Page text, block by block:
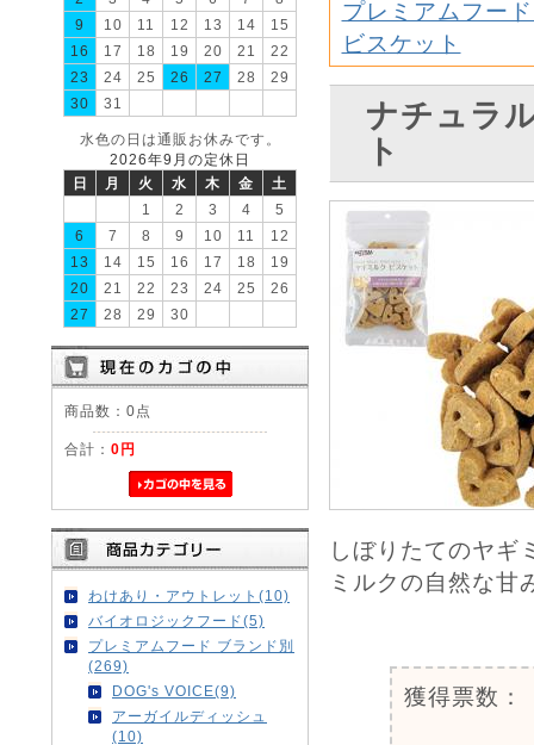
9
10 11 12 13 14
15
16
17 18 19 20 21
22
23
24 25 26 27 28
29
30
31
水色の日は通販お休みです。
2026年9月の定休日
日
月 火 水 木 金
土
1
2 3 4
5
6
7 8 9 10 11
12
13
14 15 16 17 18
19
20
21 22 23 24 25
26
27
28 29 30
商品数：0点
合計： 0円
わけあり・アウトレット(10)
バイオロジックフード(5)
プレミアムフード ブランド別
(269)
DOG's VOICE(9)
アーガイルディッシュ
(10)
プレミアムフー
ビスケット
ナチュラ
ト
しぼりたてのヤギ
ミルクの自然な甘
獲得票数：